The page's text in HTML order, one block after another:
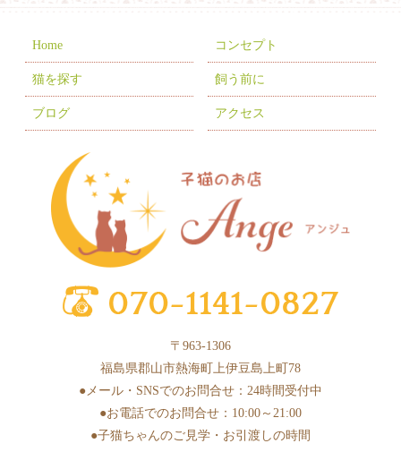
2025年11月
2025年10月(10)
2025年9月(5)
2025年7月(9)
(10)
2025年4月 (1)
2025年2月 (6)
2024年12月(4)
2024年11月 (3)
2024年10月 (6)
Home コンセプト
猫を探す 飼う前に
ブログ アクセス
〒963-1306
福島県郡山市熱海町上伊豆島上町78
●メール・SNSでのお問合せ：24時間受付中
●お電話でのお問合せ：10:00～21:00
●子猫ちゃんのご見学・お引渡しの時間